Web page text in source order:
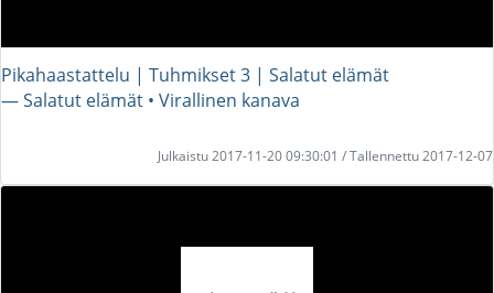
Pikahaastattelu | Tuhmikset 3 | Salatut elämät
― Salatut elämät • Virallinen kanava
Julkaistu 2017-11-20 09:30:01 / Tallennettu 2017-12-07